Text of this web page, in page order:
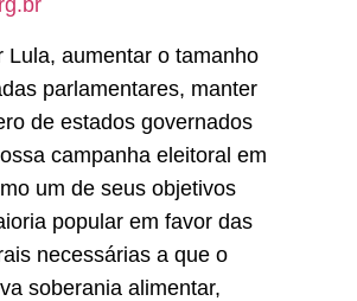
Lula, aumentar o tamanho
parlamentares, manter
de estados governados
campanha eleitoral em
um de seus objetivos
popular em favor das
necessárias a que o
soberania alimentar,